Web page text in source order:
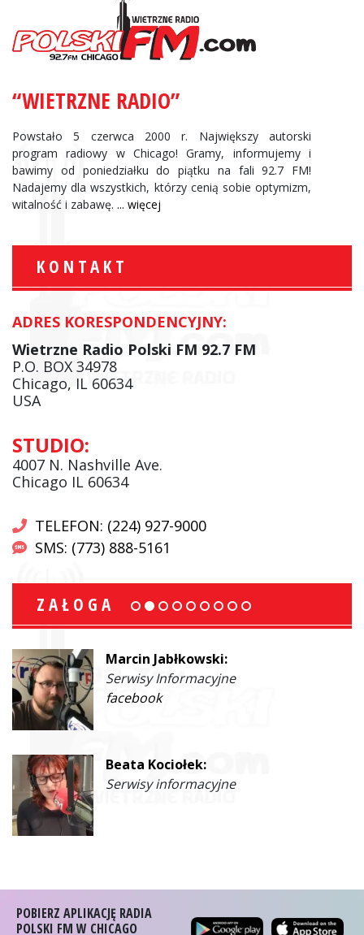
“WIETRZNE RADIO”
Powstało 5 czerwca 2000 r. Największy autorski
program radiowy w Chicago! Gramy, informujemy i
bawimy od poniedziałku do piątku na fali 92.7 FM!
Nadajemy dla wszystkich, którzy cenią sobie optymizm,
witalność i zabawę. ... więcej
KONTAKT
ADRES KORESPONDENCYJNY:
Wietrzne Radio Polski FM 92.7 FM
P.O. BOX 34978
Chicago, IL 60634
USA
STUDIO:
4007 N. Nashville Ave.
Chicago IL 60634
TELEFON: (224) 927-9000
SMS: (773) 888-5161
ZAŁOGA
Marcin Jabłkowski:
Serwisy Informacyjne
facebook
Beata Kociołek:
Serwisy informacyjne
POBIERZ APLIKACJĘ RADIA
POLSKI FM W CHICAGO